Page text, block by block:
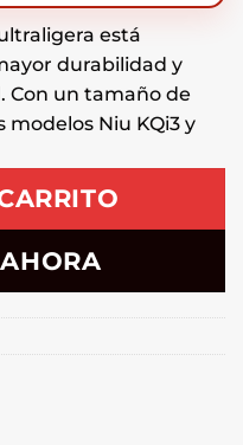
está
durabilidad y
Con un tamaño de
modelos Niu KQi3 y